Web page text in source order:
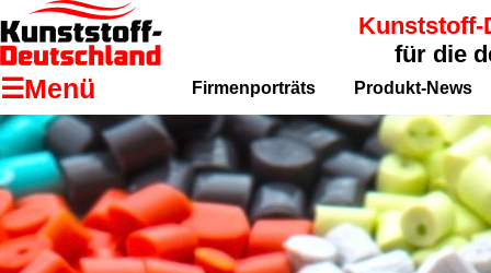
Kunststoff-
für die
☰Menü Firmenporträts Produkt-News